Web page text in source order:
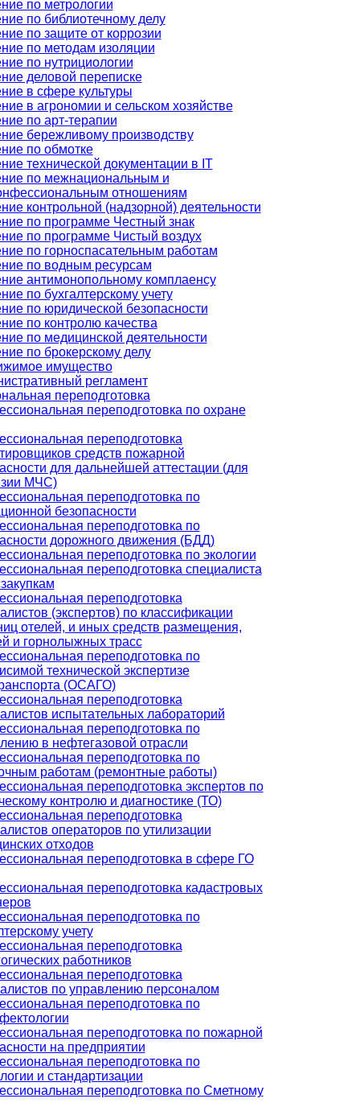
по метрологии
по библиотечному делу
по защите от коррозии
по методам изоляции
по нутрициологии
деловой переписке
в сфере культуры
в агрономии и сельском хозяйстве
по арт-терапии
бережливому производству
по обмотке
технической документации в IT
по межнациональным и
отношениям
контрольной (надзорной) деятельности
по программе Честный знак
по программе Чистый воздух
по горноспасательным работам
по водным ресурсам
антимонопольному комплаенсу
по бухгалтерскому учету
по юридической безопасности
по контролю качества
по медицинской деятельности
по брокерскому делу
имущество
регламент
переподготовка
переподготовка по охране
переподготовка
средств пожарной
для дальнейшей аттестации (для
МЧС)
переподготовка по
безопасности
переподготовка по
дорожного движения (БДД)
переподготовка по экологии
переподготовка специалиста
переподготовка
(экспертов) по классификации
отелей, и иных средств размещения,
и горнолыжных трасс
переподготовка по
технической экспертизе
(ОСАГО)
переподготовка
испытательных лабораторий
переподготовка по
в нефтегазовой отрасли
переподготовка по
работам (ремонтные работы)
переподготовка экспертов по
контролю и диагностике (ТО)
переподготовка
операторов по утилизации
отходов
переподготовка в сфере ГО
переподготовка кадастровых
переподготовка по
учету
переподготовка
работников
переподготовка
по управлению персоналом
переподготовка по
переподготовка по пожарной
на предприятии
переподготовка по
и стандартизации
переподготовка по Сметному